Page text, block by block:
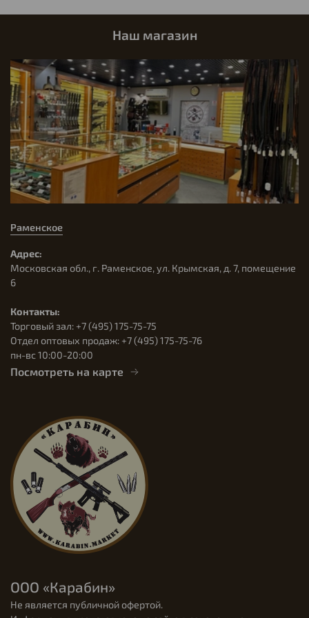
Страна разработки - Россия
Страна производства - Китай
Наш магазин
Раменское
Адрес:
Московская обл., г. Раменское, ул. Крымская, д. 7, помещение
6
Контакты:
Торговый зал: +7 (495) 175-75-75
Отдел оптовых продаж: +7 (495) 175-75-76
пн-вс 10:00-20:00
Посмотреть на карте
ООО «Карабин»
Не является публичной офертой.